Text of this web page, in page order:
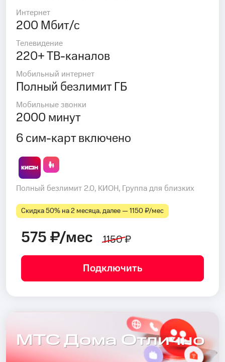
Интернет
200 Мбит/с
Телевидение
220+ ТВ-каналов
Мобильный интернет
Полный безлимит ГБ
Мобильные звонки
2000 минут
6 сим-карт включено
Полный безлимит 2.0, КИОН, Группа для близких
Скидка 50% на 2 месяца, далее — 1150 ₽⁠/⁠мес
575 ₽/мес 1150 ₽
Подключить
МТС Дома Отлично